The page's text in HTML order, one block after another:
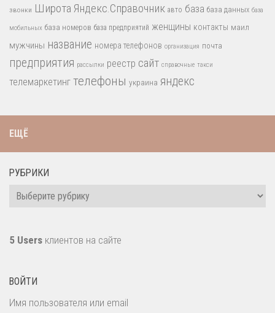
звонки Широта Яндекс.Справочник авто база база данных база
мобильных база номеров база предприятий женщины контакты маил
мужчины название номера телефонов организация почта
предприятия рассылки реестр сайт справочные такси
телемаркетинг телефоны украина яндекс
ЕЩЁ
РУБРИКИ
Рубрики
5 Users клиентов на сайте
ВОЙТИ
Имя пользователя или email